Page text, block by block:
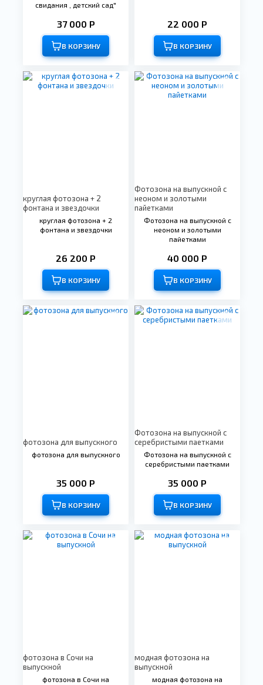
свидания , детский сад"
37 000 Р
В КОРЗИНУ
22 000 Р
В КОРЗИНУ
круглая фотозона + 2
фонтана и звездочки
круглая фотозона + 2
фонтана и звездочки
26 200 Р
В КОРЗИНУ
Фотозона на выпускной с
неоном и золотыми
пайетками
Фотозона на выпускной с
неоном и золотыми
пайетками
40 000 Р
В КОРЗИНУ
фотозона для выпускного
фотозона для выпускного
35 000 Р
В КОРЗИНУ
Фотозона на выпускной с
серебристыми паетками
Фотозона на выпускной с
серебристыми паетками
35 000 Р
В КОРЗИНУ
фотозона в Сочи на
выпускной
фотозона в Сочи на
модная фотозона на
выпускной
модная фотозона на